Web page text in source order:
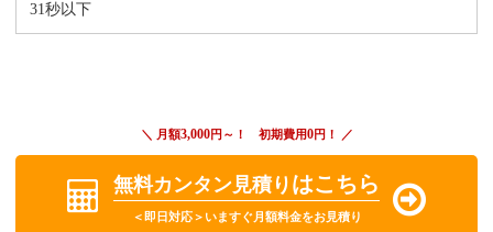
31秒以下
＼ 月額3,000円～！ 初期費用0円！ ／
無料カンタン見積り はこちら
＜即日対応＞いますぐ月額料金をお見積り